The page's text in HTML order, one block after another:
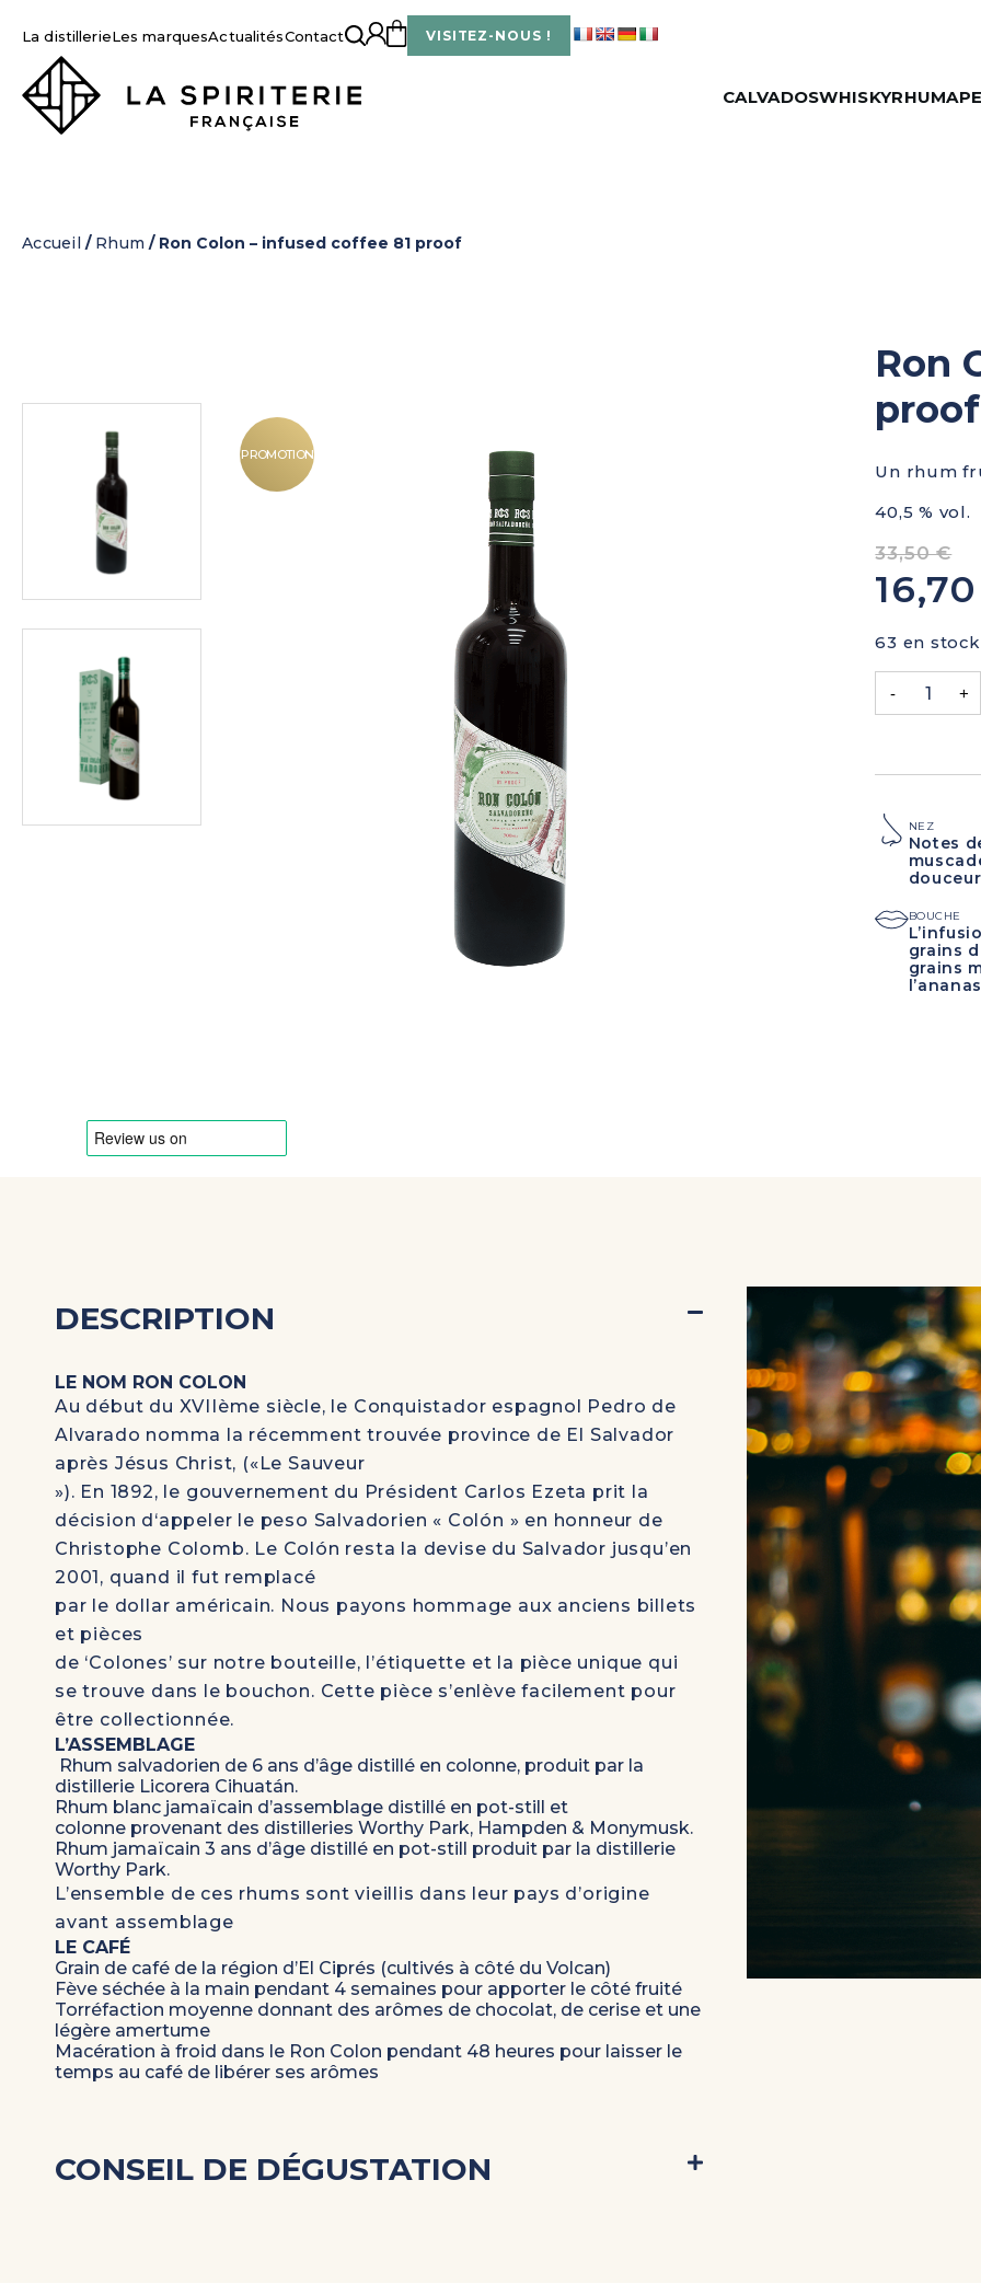
La distillerieLes marquesActualitésContact VISITEZ-NOUS !
CALVADOSWHISKYRHUM
Accueil / Rhum / Ron Colon – infused coffee 81 proof
PROMOTION
Ron
proof
Un rhum
40,5 % vol.
33,50€
63 en stock
- +
NEZ
Notes
BOUCHE
grains
grains
DESCRIPTION
LE NOM RON COLON
Au début du XVIIème siècle, le Conquistador espagnol Pedro de
Alvarado nomma la récemment trouvée province de El Salvador
après Jésus Christ, («Le Sauveur
»). En 1892, le gouvernement du Président Carlos Ezeta prit la
décision d‘appeler le peso Salvadorien « Colón » en honneur de
Christophe Colomb. Le Colón resta la devise du Salvador jusqu’en
2001, quand il fut remplacé
par le dollar américain. Nous payons hommage aux anciens billets
et pièces
de ‘Colones’ sur notre bouteille, l’étiquette et la pièce unique qui
se trouve dans le bouchon. Cette pièce s’enlève facilement pour
être collectionnée.
L’ASSEMBLAGE
Rhum salvadorien de 6 ans d’âge distillé en colonne, produit par la
distillerie Licorera Cihuatán.
Rhum blanc jamaïcain d’assemblage distillé en pot-still et
colonne provenant des distilleries Worthy Park, Hampden & Monymusk.
Rhum jamaïcain 3 ans d’âge distillé en pot-still produit par la distillerie
Worthy Park.
L’ensemble de ces rhums sont vieillis dans leur pays d’origine
avant assemblage
LE CAFÉ
Grain de café de la région d’El Ciprés (cultivés à côté du Volcan)
Fève séchée à la main pendant 4 semaines pour apporter le côté fruité
Torréfaction moyenne donnant des arômes de chocolat, de cerise et une
légère amertume
Macération à froid dans le Ron Colon pendant 48 heures pour laisser le
temps au café de libérer ses arômes
CONSEIL DE DÉGUSTATION